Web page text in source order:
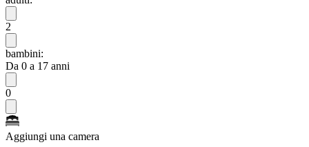
2
bambini:
Da 0 a 17 anni
0
Aggiungi una camera